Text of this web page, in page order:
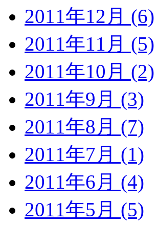
2011年12月 (6)
2011年11月 (5)
2011年10月 (2)
2011年9月 (3)
2011年8月 (7)
2011年7月 (1)
2011年6月 (4)
2011年5月 (5)